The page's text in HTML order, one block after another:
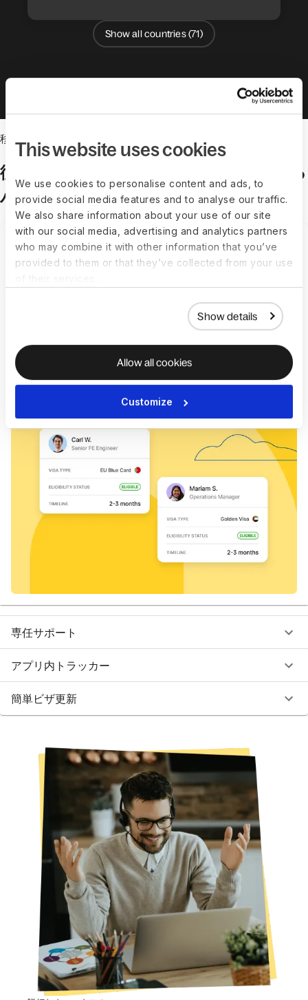
This website uses cookies
We use cookies to personalise content and ads, to
provide social media features and to analyse our traffic.
We also share information about your use of our site
with our social media, advertising and analytics partners
who may combine it with other information that you’ve
provided to them or that they’ve collected from your use
Show details
Allow all cookies
Customize
Show all countries (71)
移民機能
従業員の移民、給与、HRを一元管理する
ハブ
ビザ適格性
費用の内訳や必要書類を含め、48時間以内に結果が届く
ビザオプションを迅速に評価できます。
相談を予約する
専任サポート
アプリ内トラッカー
簡単ビザ更新